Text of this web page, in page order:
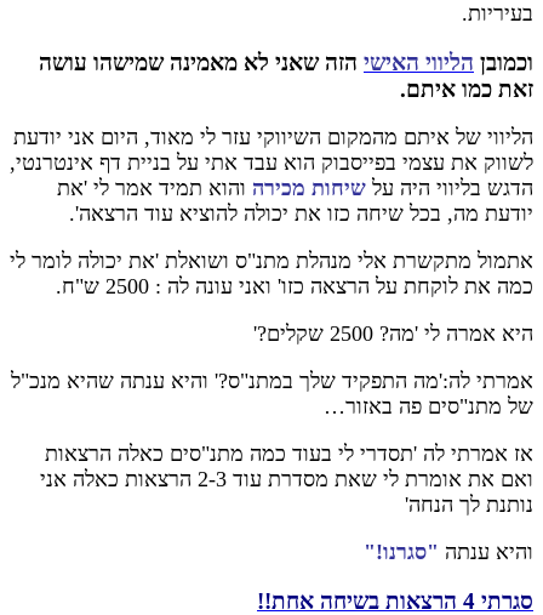
בעיריות.
וכמובן הליווי האישי הזה שאני לא מאמינה שמישהו עושה
זאת כמו איתם.
הליווי של איתם מהמקום השיווקי עזר לי מאוד, היום אני יודעת
לשווק את עצמי בפייסבוק הוא עבד אתי על בניית דף אינטרנטי,
הדגש בליווי היה על שיחות מכירה והוא תמיד אמר לי 'את
יודעת מה, בכל שיחה כזו את יכולה להוציא עוד הרצאה'.
אתמול מתקשרת אלי מנהלת מתנ"ס ושואלת 'את יכולה לומר לי
כמה את לוקחת על הרצאה כזו' ואני עונה לה : 2500 ש"ח.
היא אמרה לי 'מה? 2500 שקלים?'
אמרתי לה:'מה התפקיד שלך במתנ"ס?' והיא ענתה שהיא מנכ"ל
של מתנ"סים פה באזור…
אז אמרתי לה 'תסדרי לי בעוד כמה מתנ"סים כאלה הרצאות
ואם את אומרת לי שאת מסדרת עוד 2-3 הרצאות כאלה אני
נותנת לך הנחה'
והיא ענתה "סגרנו!"
סגרתי 4 הרצאות בשיחה אחת!!